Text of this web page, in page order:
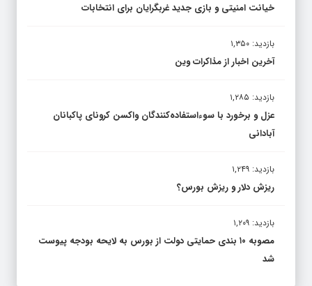
خیانت امنیتی و بازی جدید غربگرایان برای انتخابات
بازدید: ۱,۳۵۰
آخرین اخبار از مذاکرات وین
بازدید: ۱,۲۸۵
عزل و برخورد با سوءاستفاده‌کنندگان واکسن کرونای پاکبانان
آبادانی
بازدید: ۱,۲۴۹
ریزش دلار و ریزش بورس؟
بازدید: ۱,۲۰۹
مصوبه ۱۰ بندی حمایتی دولت از بورس به لایحه بودجه پیوست
شد